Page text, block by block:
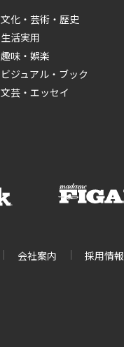
文化・芸術・歴史
生活実用
趣味・娯楽
ビジュアル・ブック
文芸・エッセイ
会社案内 採用情報